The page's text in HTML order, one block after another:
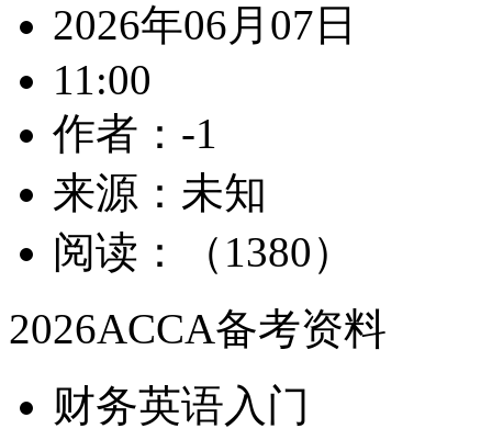
2026年06月07日
11:00
作者：-1
来源：未知
阅读：（1380）
2026ACCA备考资料
财务英语入门